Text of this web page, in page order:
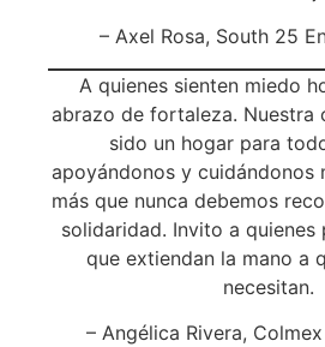
– Axel Rosa, South 25
A quienes sienten miedo
abrazo de fortaleza. Nuestra
sido un hogar para
apoyándonos y cuidándonos
más que nunca debemos
solidaridad. Invito a quienes
que extiendan la mano a
necesitan.
– Angélica Rivera,